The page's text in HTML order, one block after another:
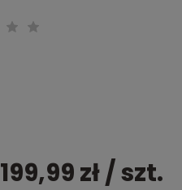
199,99 zł/ szt.